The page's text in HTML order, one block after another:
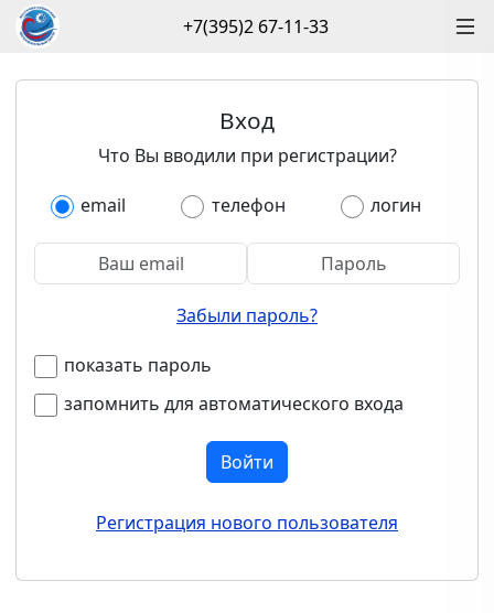
Вход
Что Вы вводили при регистрации?
email телефон логин
Забыли пароль?
показать пароль
запомнить для автоматического входа
Войти
Регистрация нового пользователя
+7(395)2 67-11-33